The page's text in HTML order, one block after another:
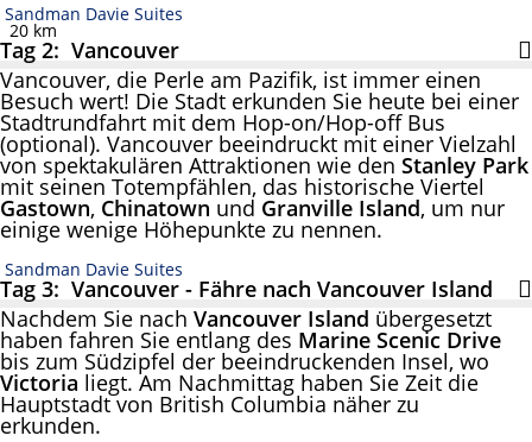
Sandman Davie Suites
20 km
Tag 2: Vancouver
Vancouver, die Perle am Pazifik, ist immer einen
Besuch wert! Die Stadt erkunden Sie heute bei einer
Stadtrundfahrt mit dem Hop-on/Hop-off Bus
(optional). Vancouver beeindruckt mit einer Vielzahl
von spektakulären Attraktionen wie den Stanley Park
mit seinen Totempfählen, das historische Viertel
Gastown, Chinatown und Granville Island, um nur
einige wenige Höhepunkte zu nennen.
Sandman Davie Suites
Tag 3: Vancouver - Fähre nach Vancouver Island
Nachdem Sie nach Vancouver Island übergesetzt
haben fahren Sie entlang des Marine Scenic Drive
bis zum Südzipfel der beeindruckenden Insel, wo
Victoria liegt. Am Nachmittag haben Sie Zeit die
Hauptstadt von British Columbia näher zu
erkunden.